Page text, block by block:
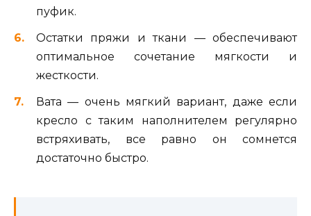
пуфик.
Остатки пряжи и ткани — обеспечивают
оптимальное сочетание мягкости и
жесткости.
Вата — очень мягкий вариант, даже если
кресло с таким наполнителем регулярно
встряхивать, все равно он сомнется
достаточно быстро.